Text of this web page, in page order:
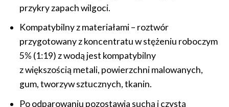
przykry zapach wilgoci.
Kompatybilny z materiałami – roztwór
przygotowany z koncentratu w stężeniu roboczym
5% (1:19) z wodą jest kompatybilny
z większością metali, powierzchni malowanych,
gum, tworzyw sztucznych, tkanin.
Po odparowaniu pozostawia suchą i czystą